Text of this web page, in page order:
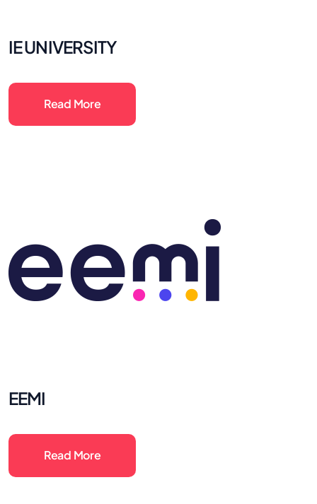
IE UNIVERSITY
Read More
EEMI
Read More